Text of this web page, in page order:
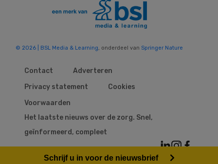
© 2026 | BSL Media & Learning, onderdeel van Springer Nature
Contact
Adverteren
Privacy statement
Cookies
Voorwaarden
Het laatste nieuws over de zorg. Snel,
geïnformeerd, compleet
Schrijf u in voor de nieuwsbrief